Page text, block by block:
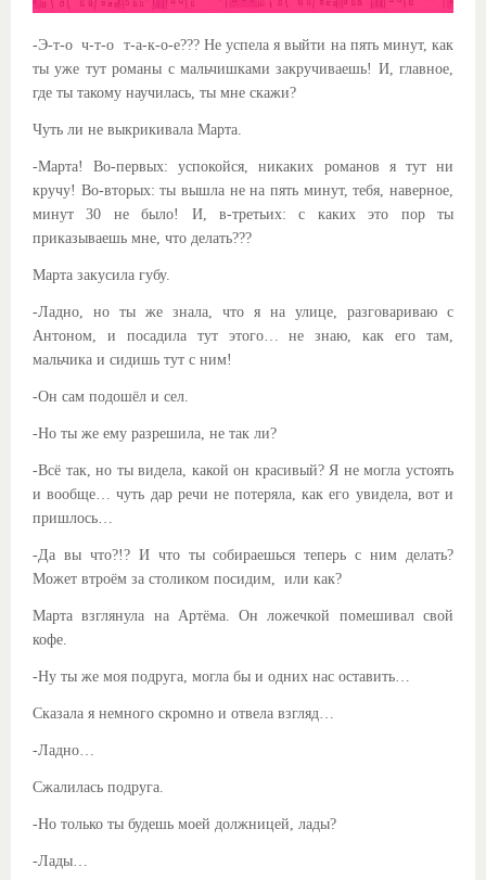
-Э-т-о ч-т-о т-а-к-о-е??? Не успела я выйти на пять минут, как
ты уже тут романы с мальчишками закручиваешь! И, главное,
где ты такому научилась, ты мне скажи?
Чуть ли не выкрикивала Марта.
-Марта! Во-первых: успокойся, никаких романов я тут ни
кручу! Во-вторых: ты вышла не на пять минут, тебя, наверное,
минут 30 не было! И, в-третьих: с каких это пор ты
приказываешь мне, что делать???
Марта закусила губу.
-Ладно, но ты же знала, что я на улице, разговариваю с
Антоном, и посадила тут этого… не знаю, как его там,
мальчика и сидишь тут с ним!
-Он сам подошёл и сел.
-Но ты же ему разрешила, не так ли?
-Всё так, но ты видела, какой он красивый? Я не могла устоять
и вообще… чуть дар речи не потеряла, как его увидела, вот и
пришлось…
-Да вы что?!? И что ты собираешься теперь с ним делать?
Может втроём за столиком посидим, или как?
Марта взглянула на Артёма. Он ложечкой помешивал свой
кофе.
-Ну ты же моя подруга, могла бы и одних нас оставить…
Сказала я немного скромно и отвела взгляд…
-Ладно…
Сжалилась подруга.
-Но только ты будешь моей должницей, лады?
-Лады…